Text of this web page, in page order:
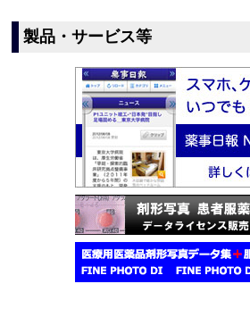
製品・サービス等